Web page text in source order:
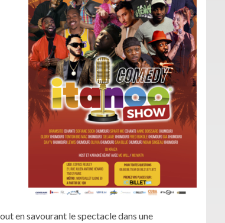
en savourant le spectacle dans une